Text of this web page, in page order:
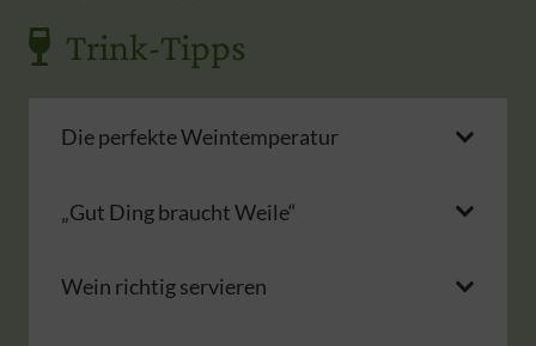
Trink-Tipps
Die perfekte Weintemperatur
„Gut Ding braucht Weile“
Wein richtig servieren